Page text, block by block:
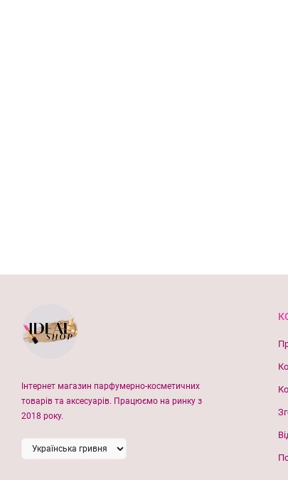
Інтернет магазин парфумерно-косметичних
товарів та аксесуарів. Працюємо на ринку з
2018 року.